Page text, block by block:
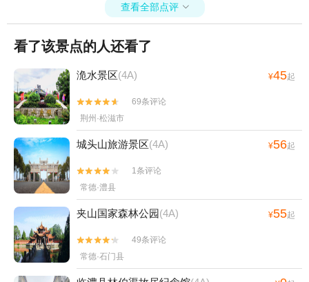
查看全部点评 
看了该景点的人还看了
洈水景区(4A) ¥45起


69条评论
荆州·松滋市
城头山旅游景区(4A) ¥56起


1条评论
常德·澧县
夹山国家森林公园(4A) ¥55起


49条评论
常德·石门县